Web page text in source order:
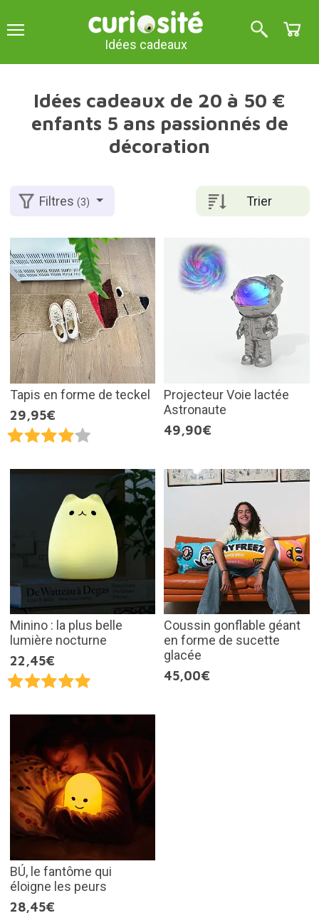
Idées cadeaux
Idées cadeaux de 20 à 50 €
enfants 5 ans passionnés de
décoration
Trier
Filtres(3)
Tapis en forme de teckel
29,95€
Projecteur Voie lactée
Astronaute
49,90€
Minino : la plus belle
lumière nocturne
22,45€
Coussin gonflable géant
en forme de sucette
glacée
45,00€
BÚ, le fantôme qui
éloigne les peurs
28,45€